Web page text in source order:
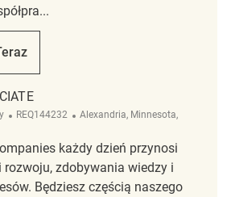
Associate REQ136071
Associate
ReqId
REQ144232 Lokalizacja
Alexandria, Minnesota,
każdy dzień przynosi
zdobywania wiedzy i
Będziesz częścią naszego